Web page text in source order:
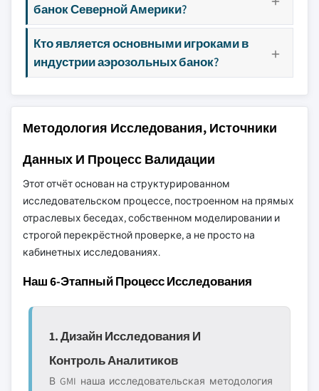
банок Северной Америки?
Кто является основными игроками в
индустрии аэрозольных банок?
Методология Исследования, Источники
Данных И Процесс Валидации
Этот отчёт основан на структурированном
исследовательском процессе, построенном на прямых
отраслевых беседах, собственном моделировании и
строгой перекрёстной проверке, а не просто на
кабинетных исследованиях.
Наш 6-Этапный Процесс Исследования
1. Дизайн Исследования И
Контроль Аналитиков
В GMI наша исследовательская методология